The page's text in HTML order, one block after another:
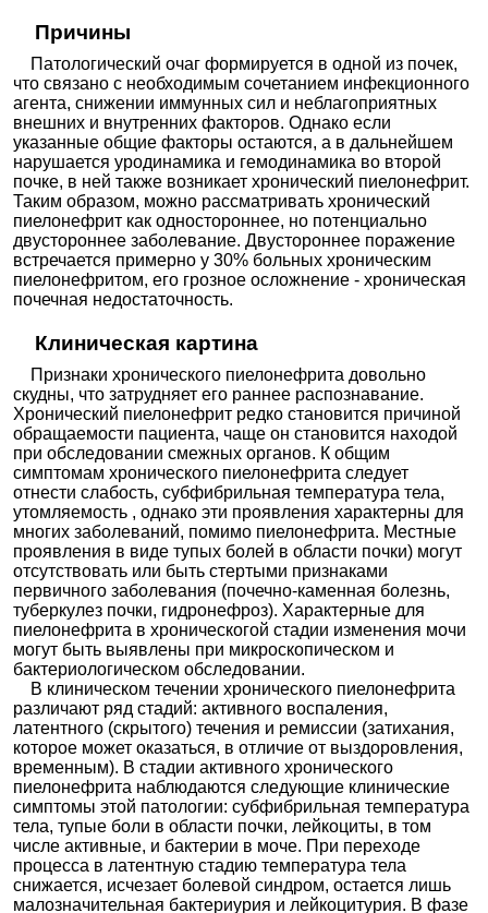
Причины
Патологический очаг формируется в одной из почек,
что связано с необходимым сочетанием инфекционного
агента, снижении иммунных сил и неблагоприятных
внешних и внутренних факторов. Однако если
указанные общие факторы остаются, а в дальнейшем
нарушается уродинамика и гемодинамика во второй
почке, в ней также возникает хронический пиелонефрит.
Таким образом, можно рассматривать хронический
пиелонефрит как одностороннее, но потенциально
двустороннее заболевание. Двустороннее поражение
встречается примерно у 30% больных хроническим
пиелонефритом, его грозное осложнение - хроническая
почечная недостаточность.
Клиническая картина
Признаки хронического пиелонефрита довольно
скудны, что затрудняет его раннее распознавание.
Хронический пиелонефрит редко становится причиной
обращаемости пациента, чаще он становится находой
при обследовании смежных органов. К общим
симптомам хронического пиелонефрита следует
отнести слабость, субфибрильная температура тела,
утомляемость , однако эти проявления характерны для
многих заболеваний, помимо пиелонефрита. Местные
проявления в виде тупых болей в области почки) могут
отсутствовать или быть стертыми признаками
первичного заболевания (почечно-каменная болезнь,
туберкулез почки, гидронефроз). Характерные для
пиелонефрита в хроническогой стадии изменения мочи
могут быть выявлены при микроскопическом и
бактериологическом обследовании.
В клиническом течении хронического пиелонефрита
различают ряд стадий: активного воспаления,
латентного (скрытого) течения и ремиссии (затихания,
которое может оказаться, в отличие от выздоровления,
временным). В стадии активного хронического
пиелонефрита наблюдаются следующие клинические
симптомы этой патологии: субфибрильная температура
тела, тупые боли в области почки, лейкоциты, в том
числе активные, и бактерии в моче. При переходе
процесса в латентную стадию температура тела
снижается, исчезает болевой синдром, остается лишь
малозначительная бактериурия и лейкоцитурия. В фазе